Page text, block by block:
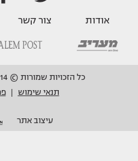
אודות צור קשר
כל הזכויות שמורות © 2014 מעריב און ליין בע"מ.
תנאי שימוש
עיצוב אתר